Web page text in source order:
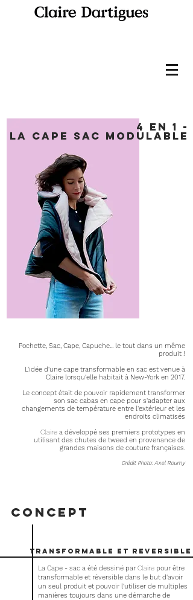
4 en 1 -
la cape sac modulable
Pochette, Sac, Cape, Capuche... le tout dans un même
produit !
L'idée d'une cape transformable en sac est venue à
Claire lorsqu'elle habitait à New-York en 2017.
Le concept était de pouvoir rapidement transformer
son sac cabas en cape pour s'adapter aux
changements de température entre l'extérieur et les
endroits climatisés
Claire a développé ses premiers prototypes en
utilisant des chutes de tweed en provenance de
grandes maisons de couture françaises.
Crédit Photo: Axel Roumy
CONCEPT
transformable et reversible
La Cape - sac a été dessiné par Claire pour être
transformable et réversible dans le but d'avoir
un seul produit et pouvoir l'utiliser de multiples
manières toujours dans une démarche de